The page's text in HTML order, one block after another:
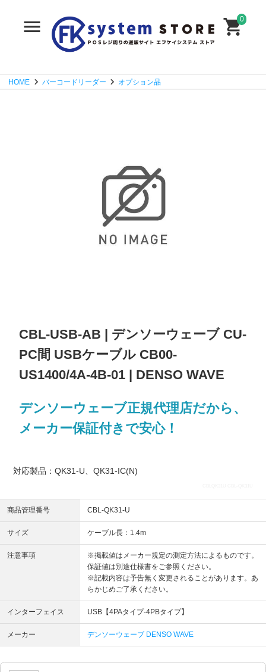
0
HOME バーコードリーダー オプション品
CBL-USB-AB | デンソーウェーブ CU-
PC間 USBケーブル CB00-
US1400/4A-4B-01 | DENSO WAVE
デンソーウェーブ正規代理店だから、
メーカー保証付きで安心！
対応製品：QK31-U、QK31-IC(N)
商品管理番号 CBL-QK31-U
サイズ ケーブル長：1.4m
注意事項
※掲載値はメーカー規定の測定方法によるものです。
保証値は別途仕様書をご参照ください。
※記載内容は予告無く変更されることがあります。あ
らかじめご了承ください。
インターフェイス USB【4PAタイプ-4PBタイプ】
メーカー デンソーウェーブ DENSO WAVE